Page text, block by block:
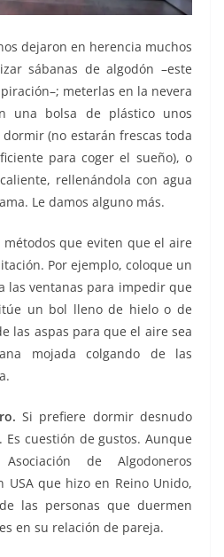
dejaron en herencia muchos
sábanas de algodón –este
meterlas en la nevera
una bolsa de plástico­ unos
(no estarán frescas toda
para coger el sueño), o
rellenándola con agua
Le damos alguno más.
métodos que eviten que el aire
Por ejemplo, coloque un
las ventanas para impedir que
un bol lleno de hielo o de
las aspas para que el aire sea
mojada colgando de las
Si prefiere dormir desnudo
cuestión de gustos. Aunque
de Algodoneros
USA que hizo en Reino Unido,
las personas que duermen
en su relación de pareja.